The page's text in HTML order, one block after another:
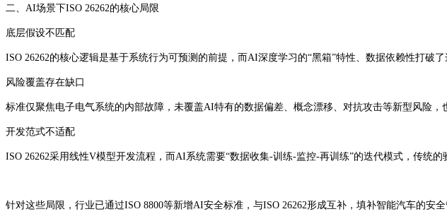
二、AI场景下ISO 26262的核心局限
底层假设不匹配‌
ISO 26262的核心逻辑是基于系统行为可预测的前提，而AI深度学习的“黑箱”特性、数据依赖性打破
风险覆盖存在缺口‌
标准仅聚焦电子电气系统的内部故障，未覆盖AI特有的数据偏差、概念漂移、对抗攻击等新型风险
开发范式不适配‌
ISO 26262采用线性V模型开发流程，而AI系统需要“数据收集-训练-监控-再训练”的迭代模式，传统
针对这些局限，行业已通过ISO 8800等新增AI安全标准，与ISO 26262形成互补，填补智能汽车的安全